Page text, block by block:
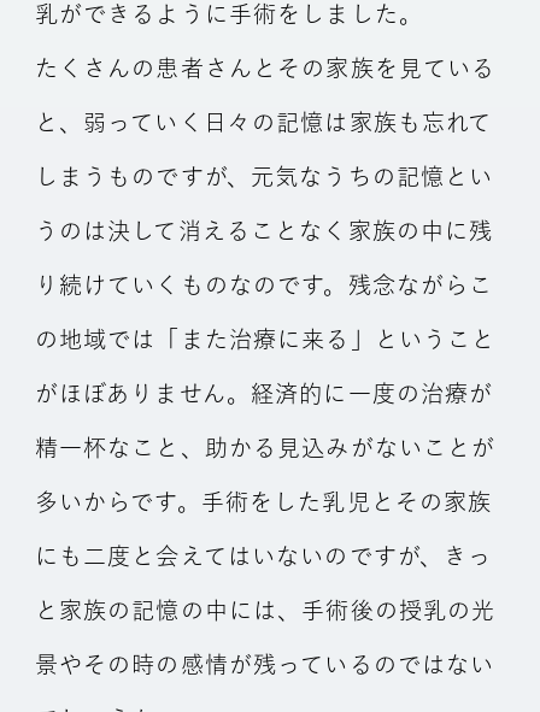
乳ができるように手術をしました。
たくさんの患者さんとその家族を見ている
と、弱っていく日々の記憶は家族も忘れて
しまうものですが、元気なうちの記憶とい
うのは決して消えることなく家族の中に残
り続けていくものなのです。残念ながらこ
の地域では「また治療に来る」ということ
がほぼありません。経済的に一度の治療が
精一杯なこと、助かる見込みがないことが
多いからです。手術をした乳児とその家族
にも二度と会えてはいないのですが、きっ
と家族の記憶の中には、手術後の授乳の光
景やその時の感情が残っているのではない